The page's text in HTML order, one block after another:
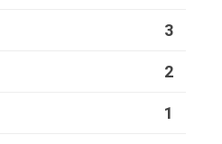
3
2
1